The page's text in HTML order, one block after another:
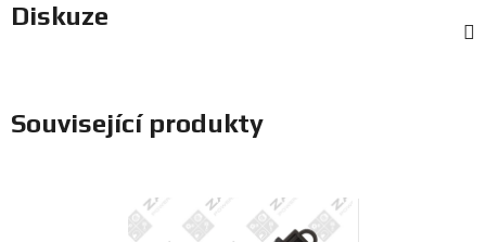
Diskuze
Související produkty